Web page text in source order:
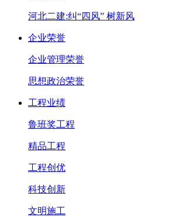
河北二建:纠“四风” 树新风
企业荣誉
企业管理荣誉
思想政治荣誉
工程业绩
鲁班奖工程
精品工程
工程创优
科技创新
文明施工